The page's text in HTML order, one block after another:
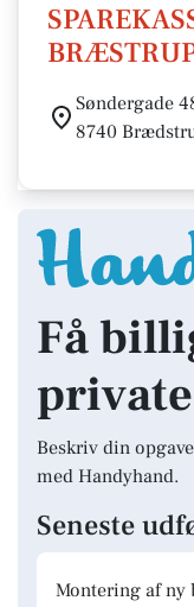
Søndergade
8740
Få
Beskriv din
med Handyhand.
Seneste
Montering af ny